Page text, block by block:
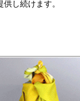
し続けます。